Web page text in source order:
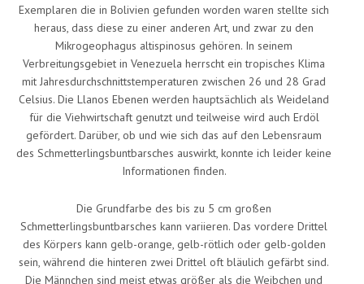
Exemplaren die in Bolivien gefunden worden waren stellte sich
heraus, dass diese zu einer anderen Art, und zwar zu den
Mikrogeophagus altispinosus gehören. In seinem
Verbreitungsgebiet in Venezuela herrscht ein tropisches Klima
mit Jahresdurchschnittstemperaturen zwischen 26 und 28 Grad
Celsius. Die Llanos Ebenen werden hauptsächlich als Weideland
für die Viehwirtschaft genutzt und teilweise wird auch Erdöl
gefördert. Darüber, ob und wie sich das auf den Lebensraum
des Schmetterlingsbuntbarsches auswirkt, konnte ich leider keine
Informationen finden.
Die Grundfarbe des bis zu 5 cm großen
Schmetterlingsbuntbarsches kann variieren. Das vordere Drittel
des Körpers kann gelb-orange, gelb-rötlich oder gelb-golden
sein, während die hinteren zwei Drittel oft bläulich gefärbt sind.
Die Männchen sind meist etwas größer als die Weibchen und